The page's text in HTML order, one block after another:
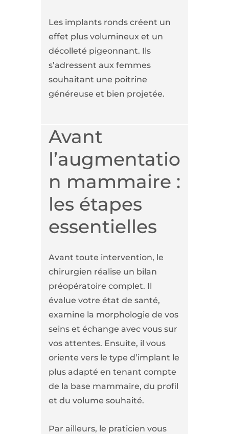
Les implants ronds créent un
effet plus volumineux et un
décolleté pigeonnant. Ils
s’adressent aux femmes
souhaitant une poitrine
généreuse et bien projetée.
Avant
l’augmentatio
n mammaire :
les étapes
essentielles
Avant toute intervention, le
chirurgien réalise un bilan
préopératoire complet. Il
évalue votre état de santé,
examine la morphologie de vos
seins et échange avec vous sur
vos attentes. Ensuite, il vous
oriente vers le type d’implant le
plus adapté en tenant compte
de la base mammaire, du profil
et du volume souhaité.
Par ailleurs, le praticien vous